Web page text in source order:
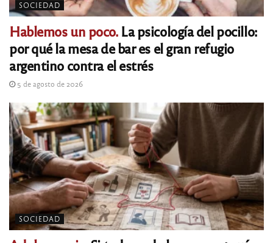
SOCIEDAD
Hablemos un poco.La psicología del pocillo:
por qué la mesa de bar es el gran refugio
argentino contra el estrés
5 de agosto de 2026
SOCIEDAD